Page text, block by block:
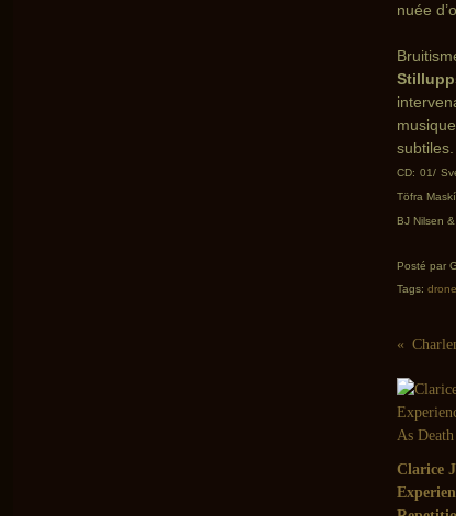
nuée
subtiles.
CD: 01/
Töfra
BJ Nilsen
Posté par
Tags: drone
Clarice